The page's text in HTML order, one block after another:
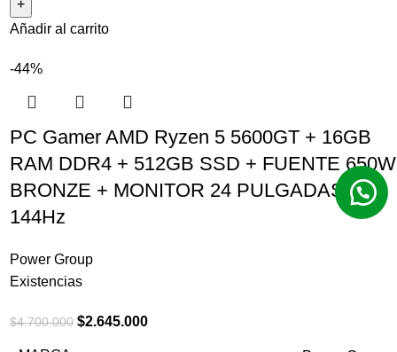
Añadir al carrito
-44%
PC Gamer AMD Ryzen 5 5600GT + 16GB
RAM DDR4 + 512GB SSD + FUENTE 650W
BRONZE + MONITOR 24 PULGADAS –
144Hz
Power Group
Existencias
$4.700.000 $2.645.000